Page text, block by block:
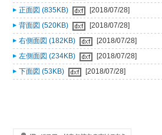
正面図 (835KB)
[2018/07/28]
背面図 (520KB)
[2018/07/28]
右側面図 (182KB)
[2018/07/28]
左側面図 (234KB)
[2018/07/28]
下面図 (53KB)
[2018/07/28]